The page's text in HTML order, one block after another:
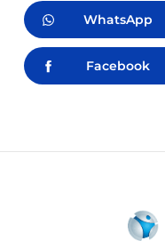
WhatsApp
Facebook